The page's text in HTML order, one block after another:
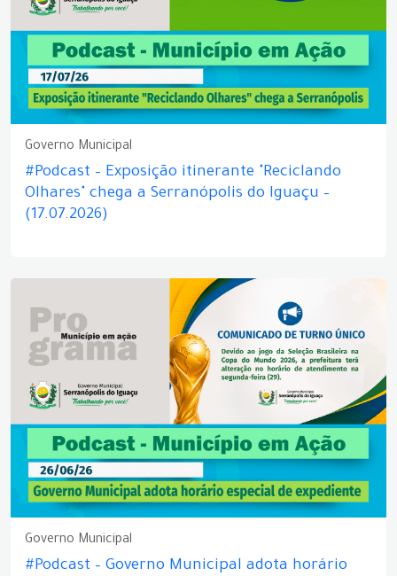
Governo Municipal
#Podcast – Exposição itinerante "Reciclando
Olhares" chega a Serranópolis do Iguaçu –
(17.07.2026)
Governo Municipal
#Podcast – Governo Municipal adota horário